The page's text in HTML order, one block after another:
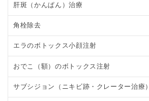
肝斑（かんぱん）治療
角栓除去
エラのボトックス小顔注射
おでこ（額）のボトックス注射
サブシジョン（ニキビ跡・クレーター治療）